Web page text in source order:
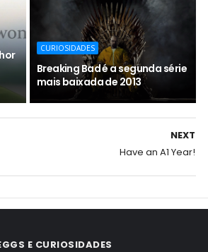
CURIOSIDADES
Breaking Bad é a segunda série
mais baixada de 2013
NEXT
Have an A1 Year!
E CURIOSIDADES